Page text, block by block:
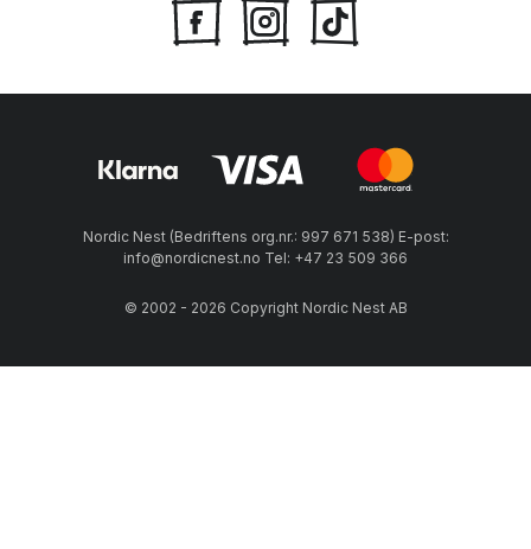
Nordic Nest (Bedriftens org.nr.: 997 671 538) E-post:
info@nordicnest.no Tel: +47 23 509 366
© 2002 - 2026 Copyright Nordic Nest AB